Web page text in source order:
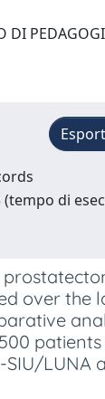
DI
(tempo di
over the
SIU/LUNA